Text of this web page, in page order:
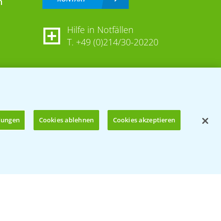
Hilfe in Notfällen
T. +49 (0)214/30-20220
Cookies ablehnen Cookies akzeptieren